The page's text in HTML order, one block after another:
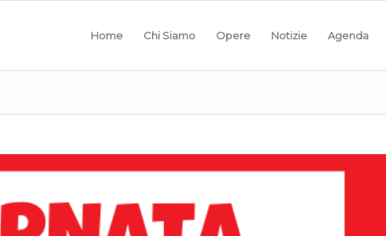
Home Chi Siamo Opere Notizie Agenda